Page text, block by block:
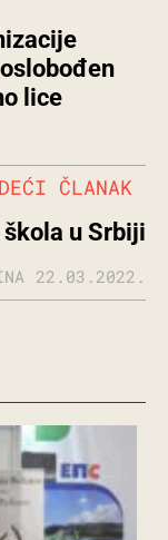
lice
u Srbiji
ČLANAK
22.03.2022.